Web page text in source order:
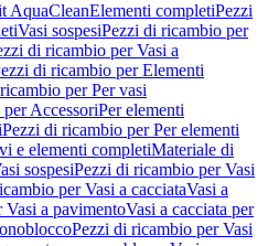
AquaCleanElementi completiPezzi
Vasi sospesiPezzi di ricambio per
di ricambio per Vasi a
di ricambio per Elementi
per Per vasi
AccessoriPer elementi
Pezzi di ricambio per Per elementi
e elementi completiMateriale di
sospesiPezzi di ricambio per Vasi
per Vasi a cacciataVasi a
a pavimentoVasi a cacciata per
Pezzi di ricambio per Vasi